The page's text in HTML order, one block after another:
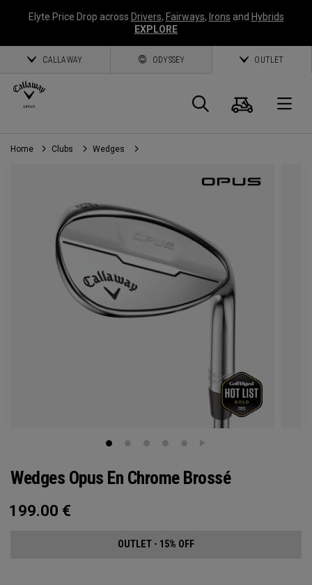
Elyte Price Drop across Drivers, Fairways, Irons and Hybrids
EXPLORE
CALLAWAY ODYSSEY OUTLET
Panier
Home Clubs Wedges
Wedges Opus En Chrome Brossé
199.00 €
OUTLET - 15% OFF